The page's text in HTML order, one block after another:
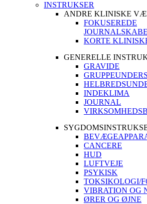
INSTRUKSER
ANDRE KLINISKE
FOKUSEREDE
KORTE
GENERELLE
GRAVIDE
INDEKLIMA
JOURNAL
CANCERE
HUD
LUFTVEJE
PSYKISK
TOKSIKOLOGI/
VIBRATION OG
ØRER OG ØJNE